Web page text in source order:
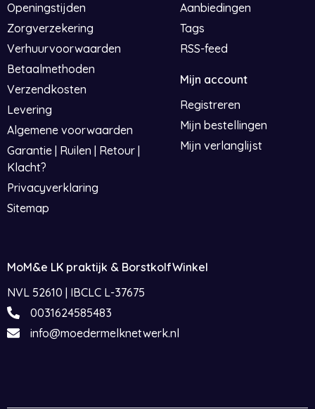
Openingstijden
Zorgverzekering
Verhuurvoorwaarden
Betaalmethoden
Verzendkosten
Levering
Algemene voorwaarden
Garantie | Ruilen | Retour |
Klacht?
Privacyverklaring
Sitemap
Aanbiedingen
Tags
RSS-feed
Mijn account
Registreren
Mijn bestellingen
Mijn verlanglijst
MoM&e LK praktijk & BorstkolfWinkel
NVL 52610 | IBCLC L-37675
0031624585483
info@moedermelknetwerk.nl